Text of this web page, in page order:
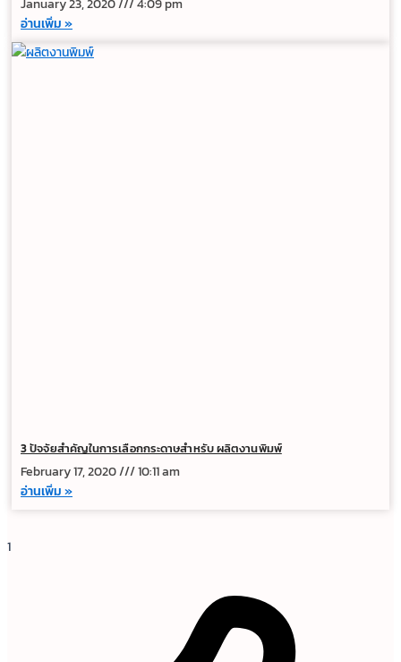
อ่านเพิ่ม »
3 ปัจจัยสำคัญในการเลือกกระดาษสำหรับ ผลิตงานพิมพ์
February 17, 2020
10:11 am
อ่านเพิ่ม »